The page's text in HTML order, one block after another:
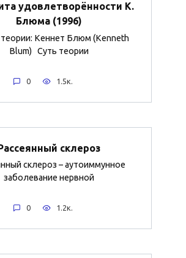
удовлетворённости К.
Блюма (1996)
Кеннет Блюм (Kenneth
Blum) Суть теории
0 1.5к.
склероз
склероз – аутоиммунное
заболевание нервной
0 1.2к.